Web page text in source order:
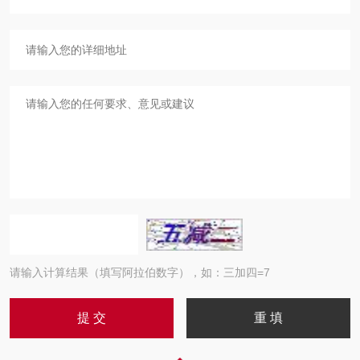
请输入计算结果（填写阿拉伯数字），如：三加四=7